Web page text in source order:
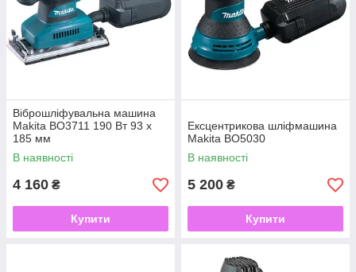
системою видалення пилу, що підвищує комфорт
експлуатації. Техніка «Макіта» відрізняється низьким рівнем
шуму і вібрації. Шліфувальні машини Makita обладнані
прогумованої рукояттю, завдяки чому рука не зісковзує під
час роботи.
звертайтеся до менеджерів компанії.
Віброшліфувальна машина
Makita BO3711 190 Вт 93 x
185 мм
В наявності
4 160 ₴
Купити
Ексцентрикова шліфмашина
Makita BO5030
В наявності
5 200 ₴
Купити